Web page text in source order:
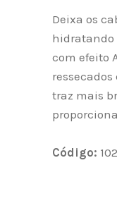
Deixa os
hidratando
com efeito
traz mais
Código: